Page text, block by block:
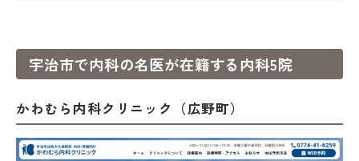
宇治市で内科の名医が在籍する内科5院
かわむら内科クリニック（広野町）